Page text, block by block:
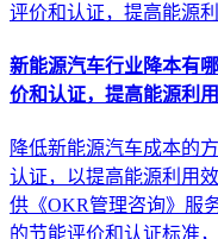
新能源汽车行业降本有
价和认证，提高能源利
降低新能源汽车成本的
认证，以提高能源利用
供《OKR管理咨询》服
的节能评价和认证标准